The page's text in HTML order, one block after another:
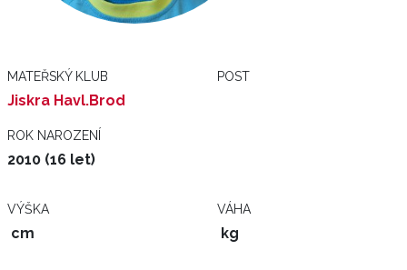
MATEŘSKÝ KLUB
Jiskra Havl.Brod
POST
ROK NAROZENÍ
2010 (16 let)
VÝŠKA
cm
VÁHA
kg